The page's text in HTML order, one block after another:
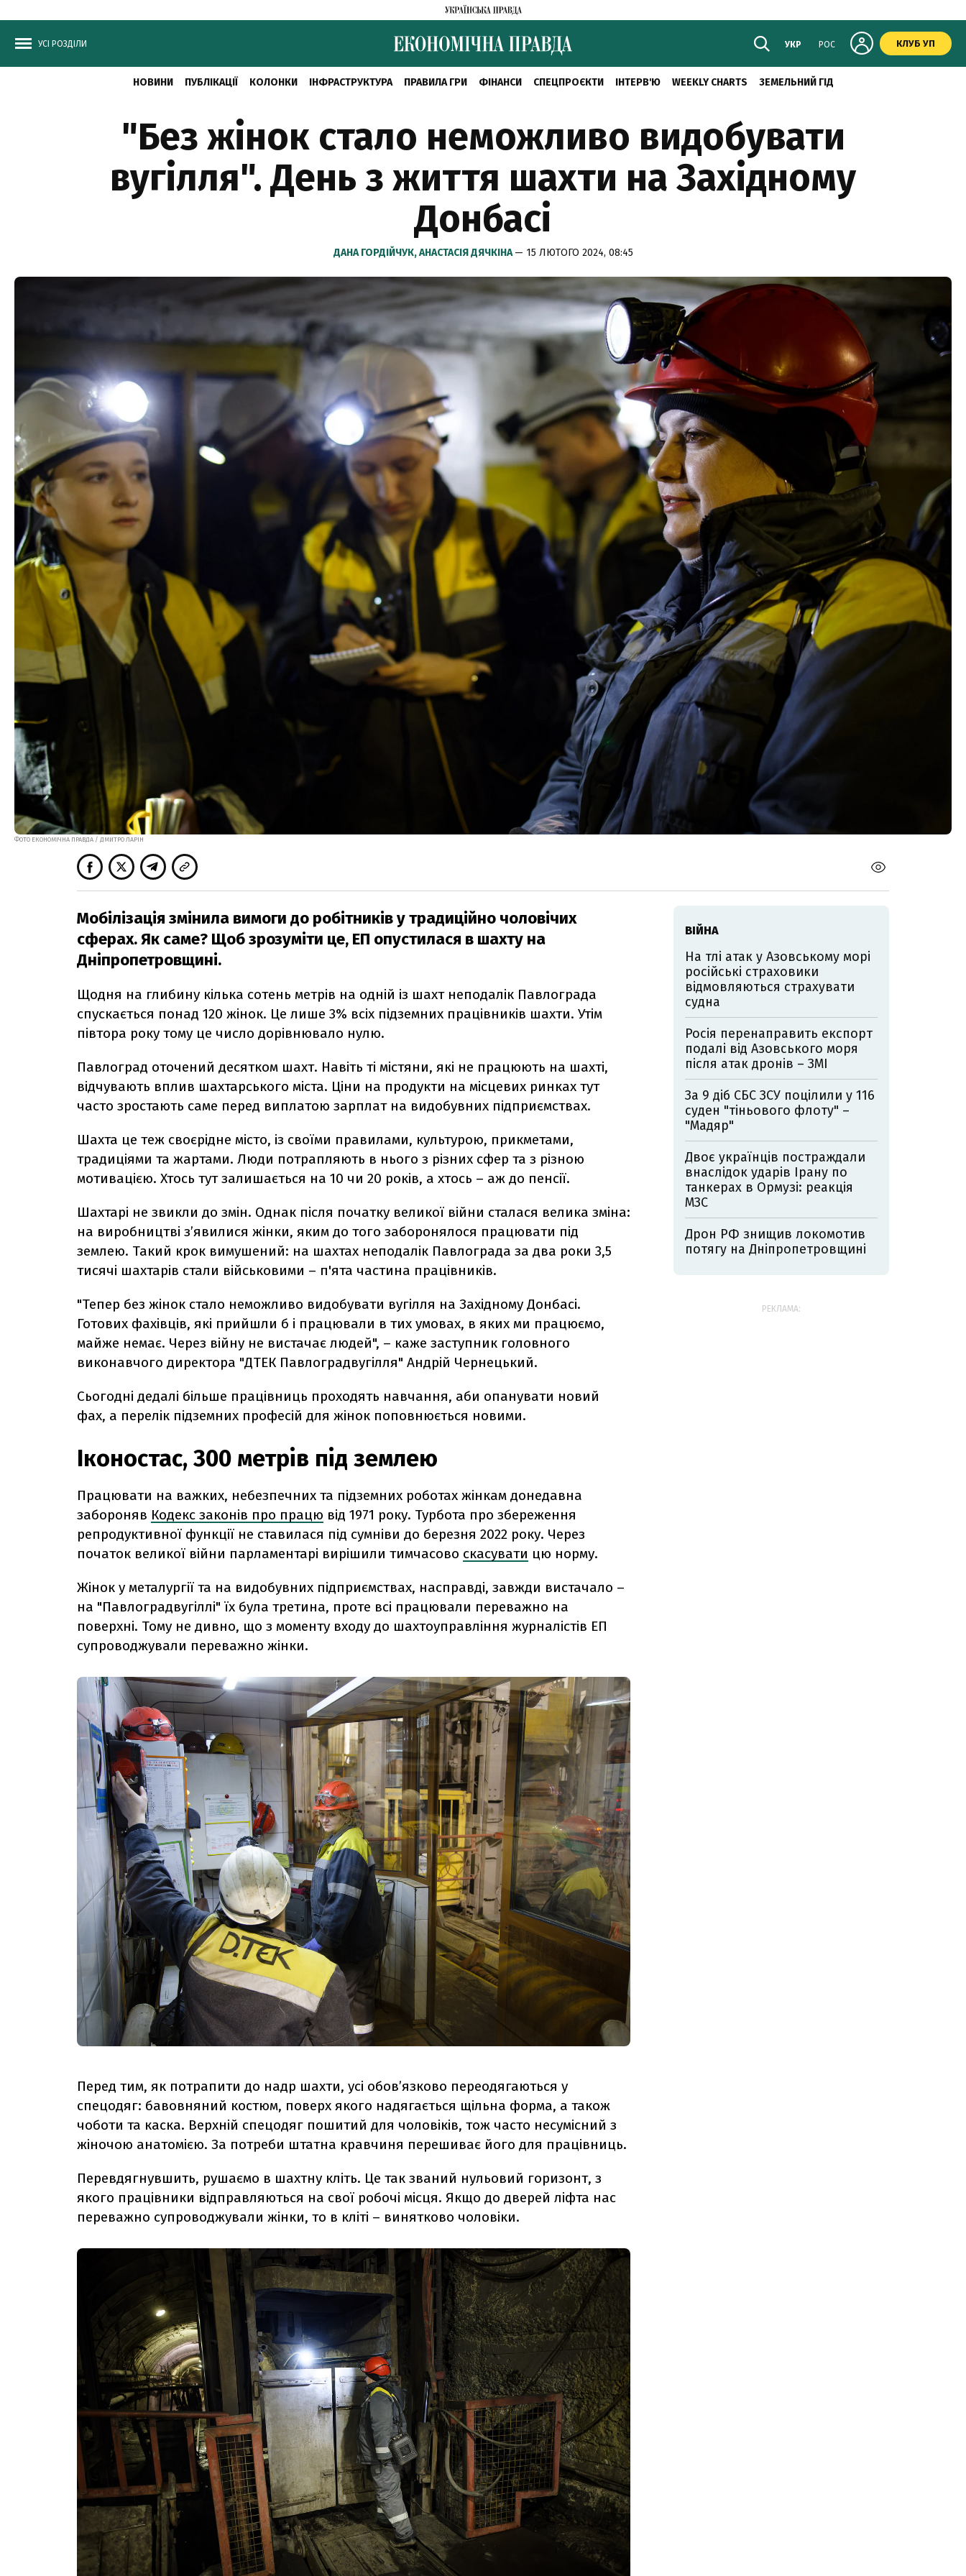
УСІ РОЗДІЛИ УКР РОС КЛУБ УП
НОВИНИ ПУБЛІКАЦІЇ КОЛОНКИ ІНФРАСТРУКТУРА ПРАВИЛА ГРИ ФІНАНСИ СПЕЦПРОЄКТИ ІНТЕРВ'Ю WEEKLY CHARTS ЗЕМЕЛЬНИЙ ГІД
"Без жінок стало неможливо видобувати
вугілля". День з життя шахти на Західному
Донбасі
ДАНА ГОРДІЙЧУК,АНАСТАСІЯ ДЯЧКІНА— 15 ЛЮТОГО 2024, 08:45
ФОТО ЕКОНОМІЧНА ПРАВДА / ДМИТРО ЛАРІН
Мобілізація змінила вимоги до робітників у традиційно чоловічих
сферах. Як саме? Щоб зрозуміти це, ЕП опустилася в шахту на
Дніпропетровщині.
Щодня на глибину кілька сотень метрів на одній із шахт неподалік Павлограда
спускається понад 120 жінок. Це лише 3% всіх підземних працівників шахти. Утім
півтора року тому це число дорівнювало нулю.
Павлоград оточений десятком шахт. Навіть ті містяни, які не працюють на шахті,
відчувають вплив шахтарського міста. Ціни на продукти на місцевих ринках тут
часто зростають саме перед виплатою зарплат на видобувних підприємствах.
Шахта це теж своєрідне місто, із своїми правилами, культурою, прикметами,
традиціями та жартами. Люди потрапляють в нього з різних сфер та з різною
мотивацією. Хтось тут залишається на 10 чи 20 років, а хтось – аж до пенсії.
Шахтарі не звикли до змін. Однак після початку великої війни сталася велика зміна:
на виробництві з’явилися жінки, яким до того заборонялося працювати під
землею. Такий крок вимушений: на шахтах неподалік Павлограда за два роки 3,5
тисячі шахтарів стали військовими – п'ята частина працівників.
"Тепер без жінок стало неможливо видобувати вугілля на Західному Донбасі.
Готових фахівців, які прийшли б і працювали в тих умовах, в яких ми працюємо,
майже немає. Через війну не вистачає людей", – каже заступник головного
виконавчого директора "ДТЕК Павлоградвугілля" Андрій Чернецький.
Сьогодні дедалі більше працівниць проходять навчання, аби опанувати новий
фах, а перелік підземних професій для жінок поповнюється новими.
Іконостас, 300 метрів під землею
Працювати на важких, небезпечних та підземних роботах жінкам донедавна
забороняв Кодекс законів про працю від 1971 року. Турбота про збереження
репродуктивної функції не ставилася під сумніви до березня 2022 року. Через
початок великої війни парламентарі вирішили тимчасово скасувати цю норму.
Жінок у металургії та на видобувних підприємствах, насправді, завжди вистачало –
на "Павлоградвугіллі" їх була третина, проте всі працювали переважно на
поверхні. Тому не дивно, що з моменту входу до шахтоуправління журналістів ЕП
супроводжували переважно жінки.
Перед тим, як потрапити до надр шахти, усі обов’язково переодягаються у
спецодяг: бавовняний костюм, поверх якого надягається щільна форма, а також
чоботи та каска. Верхній спецодяг пошитий для чоловіків, тож часто несумісний з
жіночою анатомією. За потреби штатна кравчиня перешиває його для працівниць.
Перевдягнувшить, рушаємо в шахтну кліть. Це так званий нульовий горизонт, з
якого працівники відправляються на свої робочі місця. Якщо до дверей ліфта нас
переважно супроводжували жінки, то в кліті – винятково чоловіки.
ВІЙНА
На тлі атак у Азовському морі
російські страховики
відмовляються страхувати
судна
Росія перенаправить експорт
подалі від Азовського моря
після атак дронів – ЗМІ
За 9 діб СБС ЗСУ поцілили у 116
суден "тіньового флоту" –
"Мадяр"
Двоє українців постраждали
внаслідок ударів Ірану по
танкерах в Ормузі: реакція
МЗС
Дрон РФ знищив локомотив
потягу на Дніпропетровщині
РЕКЛАМА: